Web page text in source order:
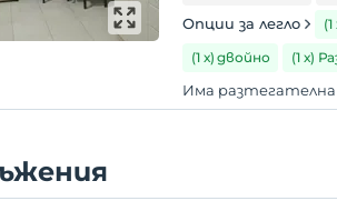
Опции за легло
(1 х) двойно
(1 х)
Има